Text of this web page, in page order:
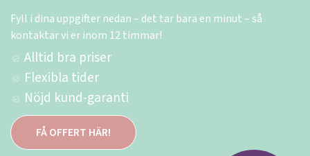
Fyll i dina uppgifter nedan – det tar bara en minut – så
kontaktar vi er inom 12 timmar!
Alltid bra priser
Flexibla tider
Nöjd kund-garanti
FÅ OFFERT HÄR!